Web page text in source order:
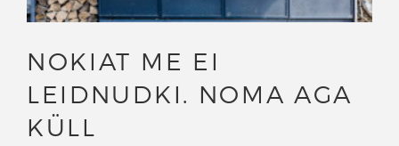
NOKIAT ME EI
LEIDNUDKI. NOMA AGA
KÜLL